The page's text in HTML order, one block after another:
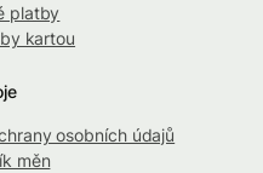
platby
kartou
osobních údajů
měn